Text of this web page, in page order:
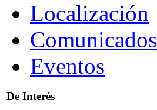
Localización
Comunicados
Eventos
De Interés